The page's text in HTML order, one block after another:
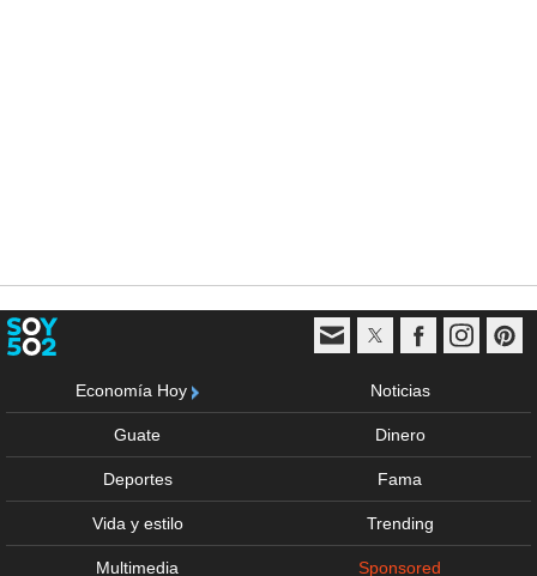
Economía Hoy Noticias
Guate Dinero
Deportes Fama
Vida y estilo Trending
Multimedia Sponsored